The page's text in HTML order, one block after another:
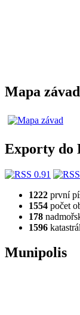
Mapa závad
Exporty do
1222 první
1554 počet
178
1596
Munipolis